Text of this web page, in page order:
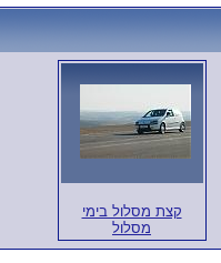
קצת מסלול בימי
מסלול